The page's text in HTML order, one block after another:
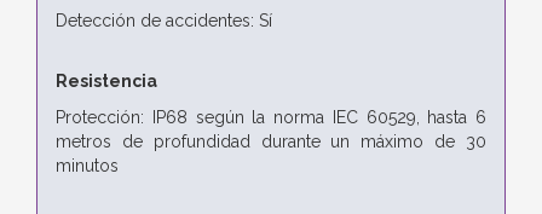
Detección de accidentes: Sí
Resistencia
Protección: IP68 según la norma IEC 60529, hasta 6
metros de profundidad durante un máximo de 30
minutos